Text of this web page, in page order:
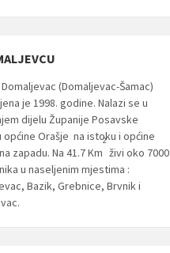
(Domaljevac-Šamac)
je 1998. godine. Nalazi se u
dijelu Županije Posavske
općine Orašje na istoku i općine
zapadu. Na 41.7 Km
2
živi oko 7000
u naseljenim mjestima :
Bazik, Grebnice, Brvnik i